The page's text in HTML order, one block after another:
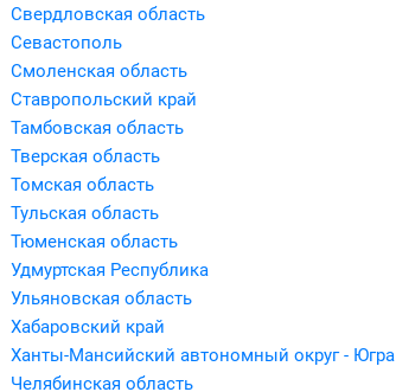
Свердловская область
Севастополь
Смоленская область
Ставропольский край
Тамбовская область
Тверская область
Томская область
Тульская область
Тюменская область
Удмуртская Республика
Ульяновская область
Хабаровский край
Ханты-Мансийский автономный округ - Югра
Челябинская область